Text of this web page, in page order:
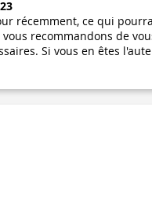
récemment, ce qui
recommandons de
Si vous en êtes